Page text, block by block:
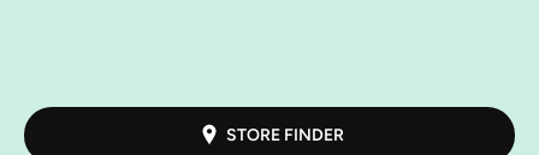
STORE FINDER